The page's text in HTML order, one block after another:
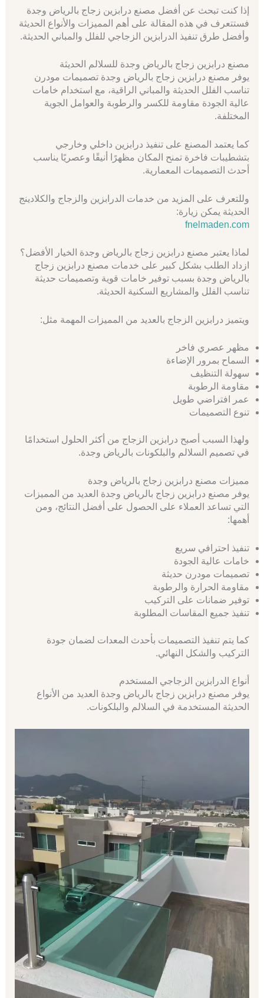
إذا كنت تبحث عن أفضل مصنع درابزين زجاج بالرياض وجدة
فستتعرف في هذه المقالة على أهم المميزات والأنواع الحديثة
وأفضل طرق تنفيذ الدرابزين الزجاجي للفلل والمباني الحديثة.
مصنع درابزين زجاج بالرياض وجدة للسلالم الحديثة
يوفر مصنع درابزين زجاج بالرياض وجدة تصميمات مودرن
تناسب الفلل الحديثة والمباني الراقية، مع استخدام خامات
عالية الجودة مقاومة للكسر والرطوبة والعوامل الجوية
المختلفة.
كما يعتمد المصنع على تنفيذ درابزين داخلي وخارجي
بتشطيبات فاخرة تمنح المكان مظهرًا أنيقًا وعصريًا يناسب
أحدث التصميمات المعمارية.
وللتعرف على المزيد من خدمات الدرابزين والزجاج والكلادينج
الحديثة يمكن زيارة:
fnelmaden.com
لماذا يعتبر مصنع درابزين زجاج بالرياض وجدة الخيار الأفضل؟
ازداد الطلب بشكل كبير على خدمات مصنع درابزين زجاج
بالرياض وجدة بسبب توفير خامات قوية وتصميمات حديثة
تناسب الفلل والمشاريع السكنية الحديثة.
ويتميز درابزين الزجاج بالعديد من المميزات المهمة مثل:
مظهر عصري فاخر
السماح بمرور الإضاءة
سهولة التنظيف
مقاومة الرطوبة
عمر افتراضي طويل
تنوع التصميمات
ولهذا السبب أصبح درابزين الزجاج من أكثر الحلول استخدامًا
في تصميم السلالم والبلكونات بالرياض وجدة.
مميزات مصنع درابزين زجاج بالرياض وجدة
يوفر مصنع درابزين زجاج بالرياض وجدة العديد من المميزات
التي تساعد العملاء على الحصول على أفضل النتائج، ومن
أهمها:
تنفيذ احترافي سريع
خامات عالية الجودة
تصميمات مودرن حديثة
مقاومة الحرارة والرطوبة
توفير ضمانات على التركيب
تنفيذ جميع المقاسات المطلوبة
كما يتم تنفيذ التصميمات بأحدث المعدات لضمان جودة
التركيب والشكل النهائي.
أنواع الدرابزين الزجاجي المستخدم
يوفر مصنع درابزين زجاج بالرياض وجدة العديد من الأنواع
الحديثة المستخدمة في السلالم والبلكونات.